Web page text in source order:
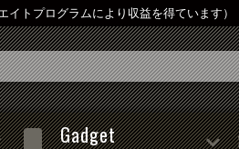
トプログラムにより収益を得ています）
Gadget